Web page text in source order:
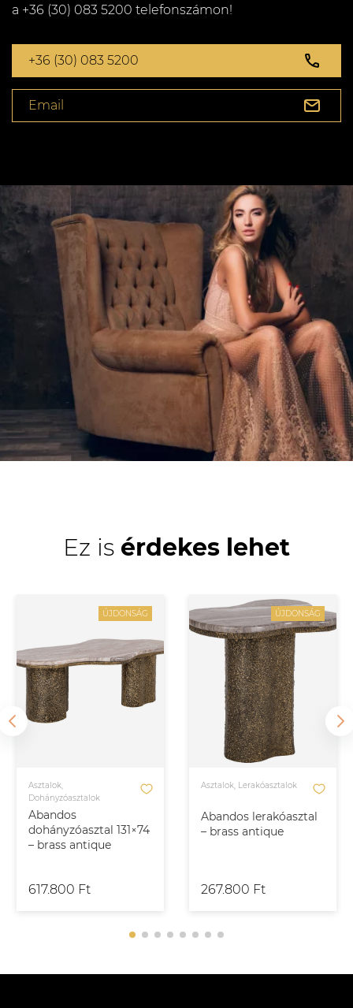
a +36 (30) 083 5200 telefonszámon!
+36 (30) 083 5200
Email
Ez is érdekes lehet
ÚJDONSÁG
Abandos
dohányzóasztal 131×74
– brass antique
Asztalok,
Dohányzóasztalok
617.800 Ft
ÚJDONSÁG
Abandos lerakóasztal
– brass antique
Asztalok, Lerakóasztalok
267.800 Ft